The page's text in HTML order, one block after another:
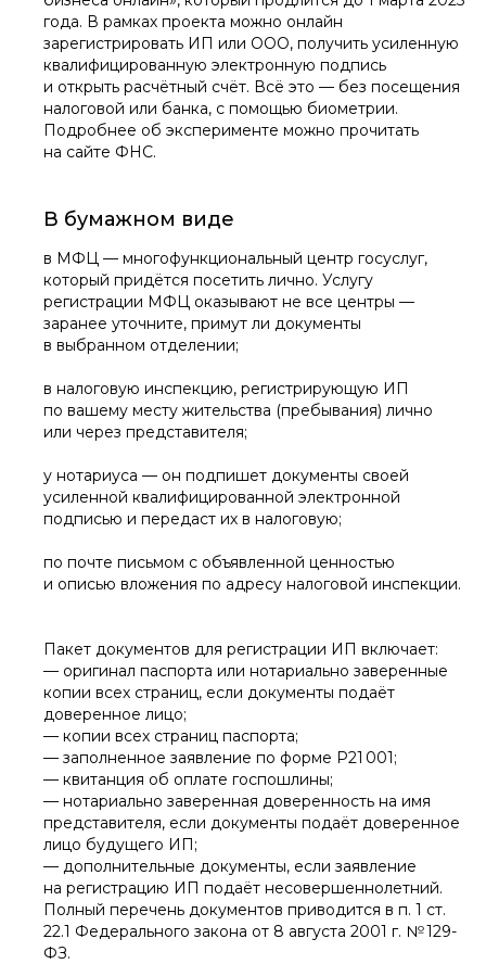
года. В рамках проекта можно онлайн
зарегистрировать ИП или ООО, получить усиленную
квалифицированную электронную подпись
и открыть расчётный счёт. Всё это — без посещения
налоговой или банка, с помощью биометрии.
Подробнее об эксперименте можно прочитать
на сайте ФНС.
В бумажном виде
в МФЦ — многофункциональный центр госуслуг,
который придётся посетить лично. Услугу
регистрации МФЦ оказывают не все центры —
заранее уточните, примут ли документы
в выбранном отделении;
в налоговую инспекцию, регистрирующую ИП
по вашему месту жительства (пребывания) лично
или через представителя;
у нотариуса — он подпишет документы своей
усиленной квалифицированной электронной
подписью и передаст их в налоговую;
по почте письмом с объявленной ценностью
и описью вложения по адресу налоговой инспекции.
Пакет документов для регистрации ИП включает:
— оригинал паспорта или нотариально заверенные
копии всех страниц, если документы подаёт
доверенное лицо;
— копии всех страниц паспорта;
— заполненное заявление по форме Р21 001;
— квитанция об оплате госпошлины;
— нотариально заверенная доверенность на имя
представителя, если документы подаёт доверенное
лицо будущего ИП;
— дополнительные документы, если заявление
на регистрацию ИП подаёт несовершеннолетний.
Полный перечень документов приводится в п. 1 ст.
22.1 Федерального закона от 8 августа 2001 г. № 129-
ФЗ.